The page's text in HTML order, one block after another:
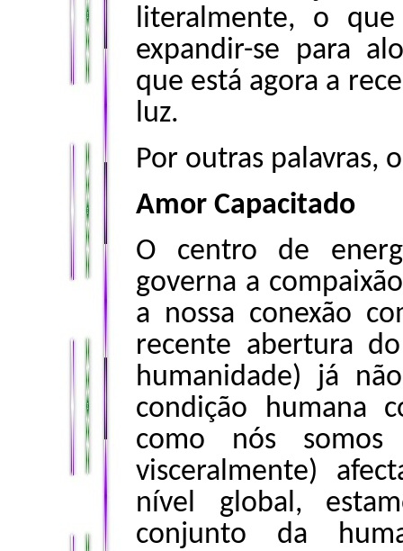
literalmente, o
expandir-se para
que está agora a
luz.
Por outras palavras,
Amor Capacitado
O centro de
governa a
a nossa conexão
recente abertura
humanidade) já
condição humana
como nós somos
visceralmente)
nível global,
conjunto da